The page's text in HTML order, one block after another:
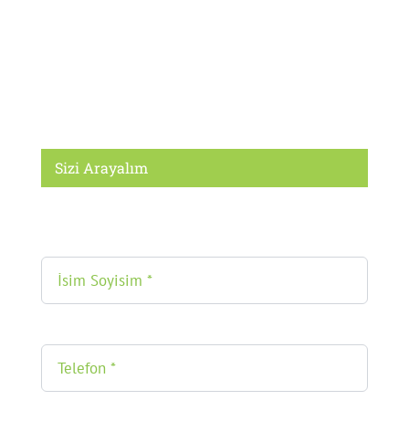
Sizi Arayalım